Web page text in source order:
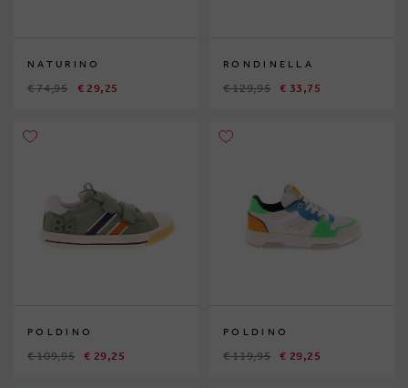
NATURINO
€ 74,95 € 29,25
RONDINELLA
€ 129,95 € 33,75
POLDINO
€ 109,95 € 29,25
POLDINO
€ 119,95 € 29,25